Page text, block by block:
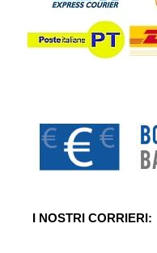
I NOSTRI CORRIERI: